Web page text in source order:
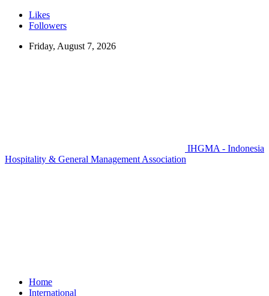
Likes
Followers
Friday, August 7, 2026
IHGMA - Indonesia
Hospitality & General Management Association
Home
International